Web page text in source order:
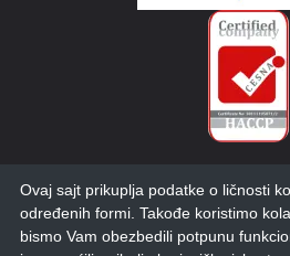
Ovaj sajt prikuplja podatke o ličnosti
određenih formi. Takođe koristimo
bismo Vam obezbedili potpunu